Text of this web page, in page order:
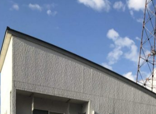
コンクリートを15センチも打設するなら
だろうでは根拠にならないのでシートは